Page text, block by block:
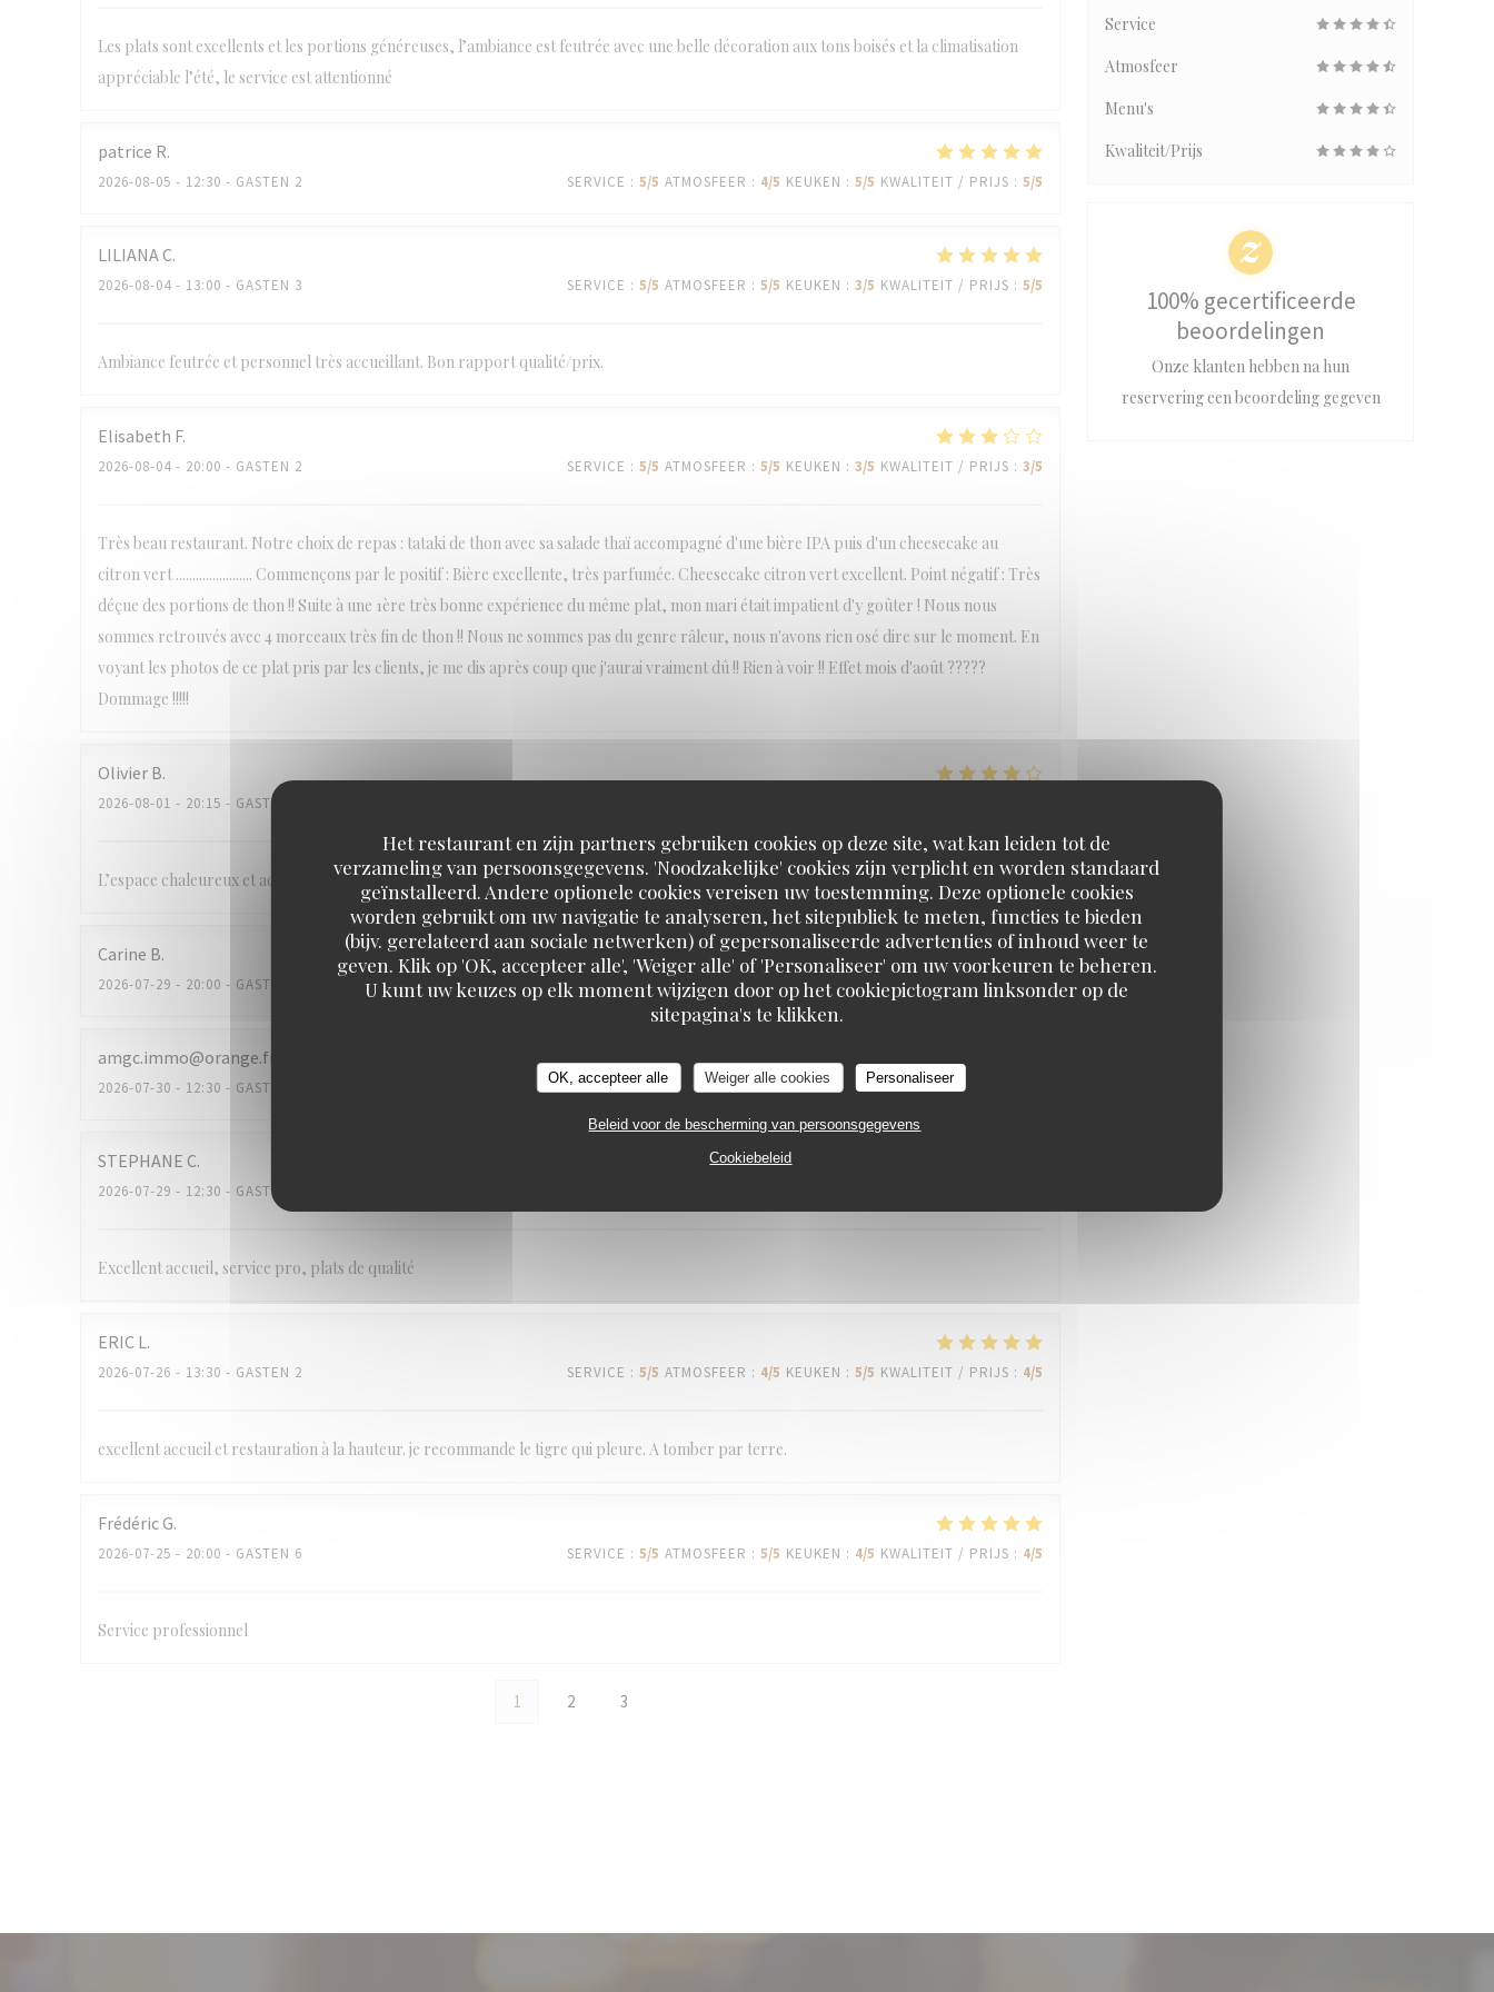
Het restaurant en zijn partners gebruiken cookies op deze site, wat kan leiden tot de
verzameling van persoonsgegevens. 'Noodzakelijke' cookies zijn verplicht en worden standaard
geïnstalleerd. Andere optionele cookies vereisen uw toestemming. Deze optionele cookies
worden gebruikt om uw navigatie te analyseren, het sitepubliek te meten, functies te bieden
(bijv. gerelateerd aan sociale netwerken) of gepersonaliseerde advertenties of inhoud weer te
geven. Klik op 'OK, accepteer alle', 'Weiger alle' of 'Personaliseer' om uw voorkeuren te beheren.
U kunt uw keuzes op elk moment wijzigen door op het cookiepictogram linksonder op de
sitepagina's te klikken.
OK, accepteer alle Weiger alle cookies Personaliseer
Beleid voor de bescherming van persoonsgegevens
Cookiebeleid
Les plats sont excellents et les portions généreuses, l’ambiance est feutrée avec une belle décoration aux tons boisés et la climatisation
appréciable l’été, le service est attentionné
patrice R
2026-08-05 - 12:30 - GASTEN 2 SERVICE : 5/5 ATMOSFEER : 4/5 KEUKEN : 5/5 KWALITEIT / PRIJS : 5/5
LILIANAC
2026-08-04 - 13:00 - GASTEN 3 SERVICE : 5/5 ATMOSFEER : 5/5 KEUKEN : 3/5 KWALITEIT / PRIJS : 5/5
Ambiance feutrée et personnel très accueillant. Bon rapport qualité/prix.
Elisabeth F
2026-08-04 - 20:00 - GASTEN 2 SERVICE : 5/5 ATMOSFEER : 5/5 KEUKEN : 3/5 KWALITEIT / PRIJS : 3/5
Très beau restaurant. Notre choix de repas : tataki de thon avec sa salade thaï accompagné d'une bière IPA puis d'un cheesecake au
citron vert ....................... Commençons par le positif : Bière excellente, très parfumée. Cheesecake citron vert excellent. Point négatif : Très
déçue des portions de thon !! Suite à une 1ère très bonne expérience du même plat, mon mari était impatient d'y goûter ! Nous nous
sommes retrouvés avec 4 morceaux très fin de thon !! Nous ne sommes pas du genre râleur, nous n'avons rien osé dire sur le moment. En
voyant les photos de ce plat pris par les clients, je me dis après coup que j'aurai vraiment dû !! Rien à voir !! Effet mois d'août ?????
Dommage !!!!!
Olivier B
2026-08-01 - 20:15 - GASTEN 2
L’espace chaleureux et accueillant tant en terrasse qu’à l’intérieur. Efficace et agréable le personnel fait le job !
Carine B
2026-07-29 - 20:00 - GASTEN 4 SERVICE: 5/5 ATMOSFEER: 5/5 KEUKEN: 5/5 KWALITEIT / PRIJS: 4/5
amgc.immo@orange.fr
2026-07-30 - 12:30 - GASTEN 2 SERVICE: 5/5 ATMOSFEER: 5/5 KEUKEN: 5/5 KWALITEIT / PRIJS
STEPHANE C
2026-07-29 - 12:30 - GASTEN 2
Excellent accueil, service pro, plats de qualité
ERIC L
2026-07-26 - 13:30 - GASTEN 2 SERVICE : 5/5 ATMOSFEER : 4/5 KEUKEN : 5/5 KWALITEIT / PRIJS : 4/5
excellent accueil et restauration à la hauteur. je recommande le tigre qui pleure. A tomber par terre.
FrédéricG
2026-07-25 - 20:00 - GASTEN 6 SERVICE : 5/5 ATMOSFEER : 5/5 KEUKEN : 4/5 KWALITEIT / PRIJS : 4/5
Service professionnel
1 2 3
Service
Atmosfeer
Menu's
Kwaliteit/Prijs
100% gecertificeerde
beoordelingen
Onze klanten hebben na hun
reservering een beoordeling gegeven